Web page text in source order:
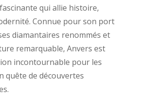
qui allie histoire,
Connue pour son port
diamantaires renommés et
remarquable, Anvers est
incontournable pour les
quête de découvertes